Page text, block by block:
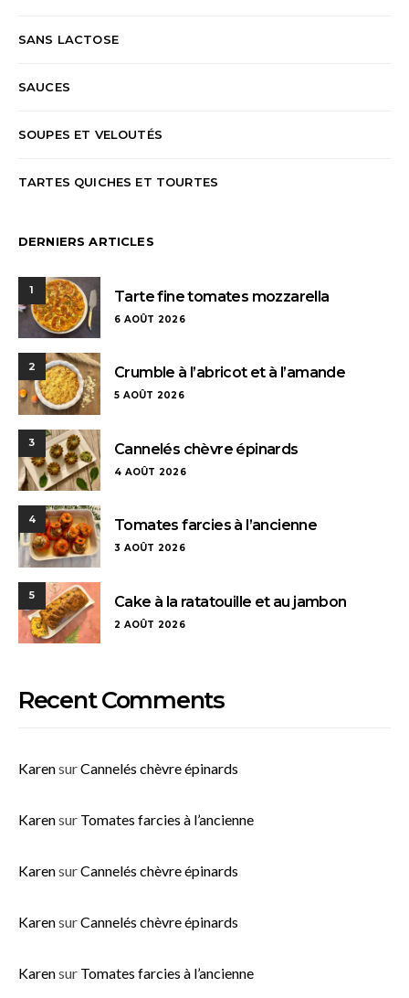
SANS LACTOSE
SAUCES
SOUPES ET VELOUTÉS
TARTES QUICHES ET TOURTES
DERNIERS ARTICLES
1 Tarte fine tomates mozzarella
6 AOÛT 2026
2 Crumble à l’abricot et à l’amande
5 AOÛT 2026
3 Cannelés chèvre épinards
4 AOÛT 2026
4 Tomates farcies à l’ancienne
3 AOÛT 2026
5 Cake à la ratatouille et au jambon
2 AOÛT 2026
Recent Comments
KarensurCannelés chèvre épinards
Karensur Tomates farcies à l’ancienne
KarensurCannelés chèvre épinards
KarensurCannelés chèvre épinards
Karensur Tomates farcies à l’ancienne